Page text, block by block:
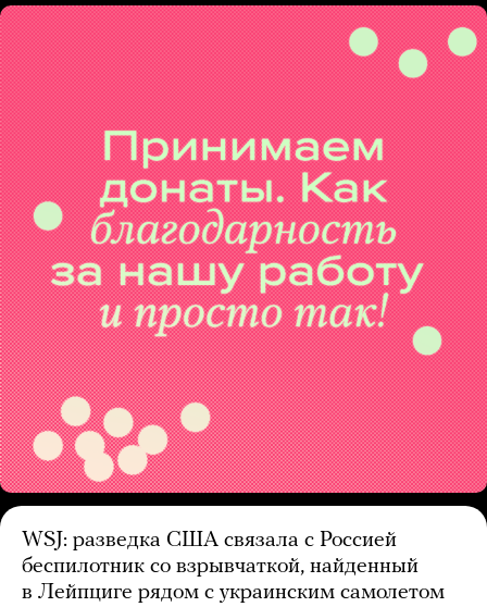
WSJ: разведка США связала с Россией
беспилотник со взрывчаткой, найденный
в Лейпциге рядом с украинским самолетом